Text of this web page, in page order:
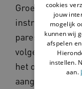
Groei-wijzer,
instrument dat
parese en
volgens de
het
aangepaste
cookies
jouw
mogelijk
kunnen wij
afspelen
instellen.
aan.